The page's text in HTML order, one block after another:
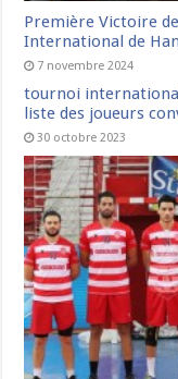
Première Victoire
International de
7 novembre 2024
tournoi
liste des joueurs
30 octobre 2023